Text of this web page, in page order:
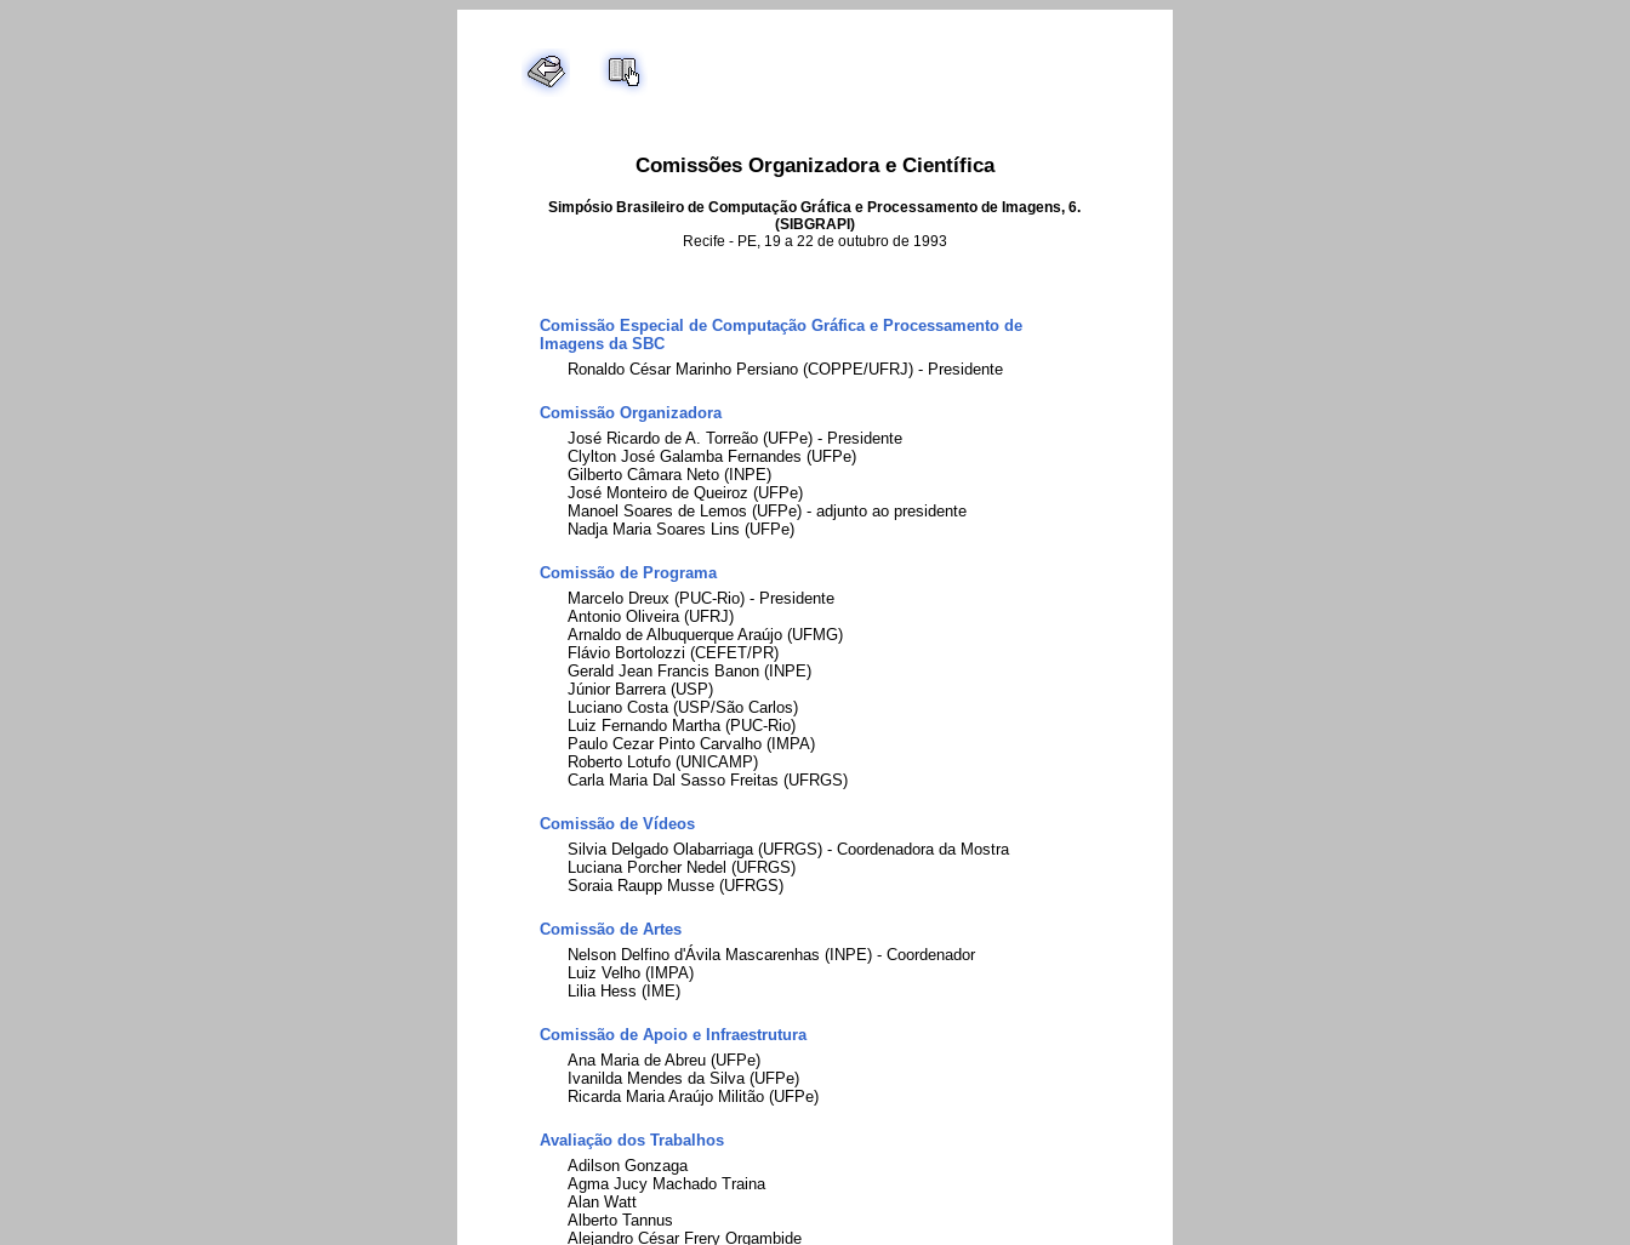
Comissões Organizadora e Científica
Simpósio Brasileiro de Computação Gráfica e Processamento de Imagens, 6.
(SIBGRAPI)
Recife - PE, 19 a 22 de outubro de 1993
Comissão Especial de Computação Gráfica e Processamento de
Imagens da SBC
Ronaldo César Marinho Persiano (COPPE/UFRJ) - Presidente
Comissão Organizadora
José Ricardo de A. Torreão (UFPe) - Presidente
Clylton José Galamba Fernandes (UFPe)
Gilberto Câmara Neto (INPE)
José Monteiro de Queiroz (UFPe)
Manoel Soares de Lemos (UFPe) - adjunto ao presidente
Nadja Maria Soares Lins (UFPe)
Comissão de Programa
Marcelo Dreux (PUC-Rio) - Presidente
Antonio Oliveira (UFRJ)
Arnaldo de Albuquerque Araújo (UFMG)
Flávio Bortolozzi (CEFET/PR)
Gerald Jean Francis Banon (INPE)
Júnior Barrera (USP)
Luciano Costa (USP/São Carlos)
Luiz Fernando Martha (PUC-Rio)
Paulo Cezar Pinto Carvalho (IMPA)
Roberto Lotufo (UNICAMP)
Carla Maria Dal Sasso Freitas (UFRGS)
Comissão de Vídeos
Silvia Delgado Olabarriaga (UFRGS) - Coordenadora da Mostra
Luciana Porcher Nedel (UFRGS)
Soraia Raupp Musse (UFRGS)
Comissão de Artes
Nelson Delfino d'Ávila Mascarenhas (INPE) - Coordenador
Luiz Velho (IMPA)
Lilia Hess (IME)
Comissão de Apoio e Infraestrutura
Ana Maria de Abreu (UFPe)
Ivanilda Mendes da Silva (UFPe)
Ricarda Maria Araújo Militão (UFPe)
Avaliação dos Trabalhos
Adilson Gonzaga
Agma Jucy Machado Traina
Alan Watt
Alberto Tannus
Alejandro César Frery Orgambide